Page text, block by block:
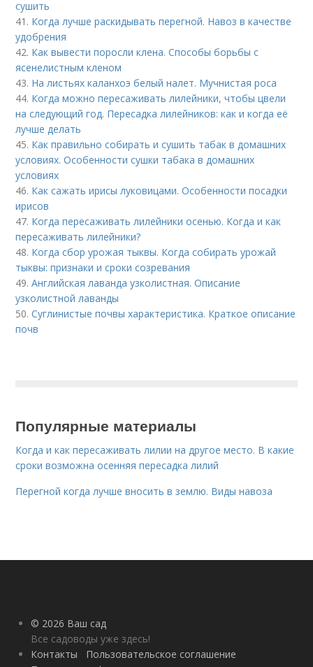
сушить
41. Когда лучше раскидывать перегной. Навоз в качестве
удобрения
42. Как вывести поросли клена. Способы борьбы с
ясенелистным кленом
43. На листьях каланхоэ белый налет. Мучнистая роса
44. Когда можно пересаживать лилейники, чтобы цвели
на следующий год. Пересадка лилейников: как и когда её
лучше делать
45. Как правильно собирать и сушить табак в домашних
условиях. Особенности сушки табака в домашних
условиях
46. Как сажать ирисы луковицами. Особенности посадки
ирисов
47. Когда пересаживать лилейники осенью. Когда и как
пересаживать лилейники?
48. Когда сбор урожая тыквы. Когда собирать урожай
тыквы: признаки и сроки созревания
49.Английская лаванда узколистная. Описание
узколистной лаванды
50.Суглинистые почвы характеристика. Краткое описание
почв
Популярные материалы
Когда и как пересаживать лилии на другое место. В какие
сроки возможна осенняя пересадка лилий
Перегной когда лучше вносить в землю. Виды навоза
© 2026 Ваш сад
Все садоводы уже здесь!
Контакты
Пользовательское соглашение